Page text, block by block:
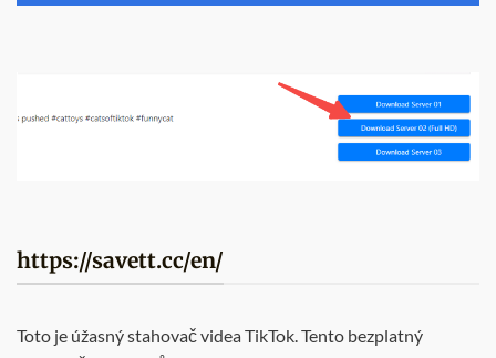
https://savett.cc/en/
Toto je úžasný stahovač videa TikTok. Tento bezplatný